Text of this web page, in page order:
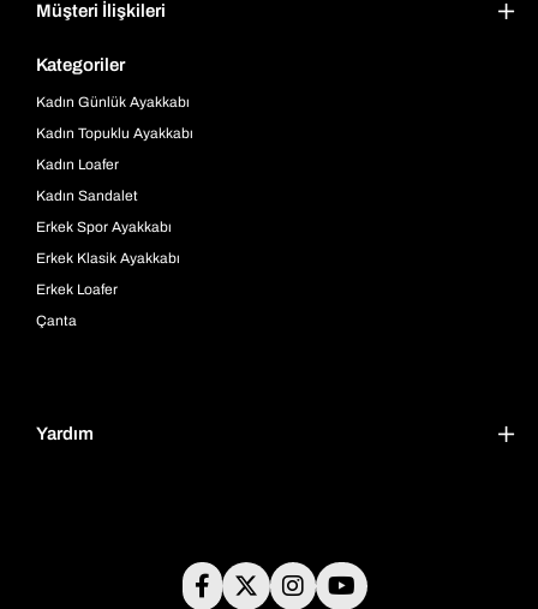
Müşteri İlişkileri
Kategoriler
Kadın Günlük Ayakkabı
Kadın Topuklu Ayakkabı
Kadın Loafer
Kadın Sandalet
Erkek Spor Ayakkabı
Erkek Klasik Ayakkabı
Erkek Loafer
Çanta
Yardım